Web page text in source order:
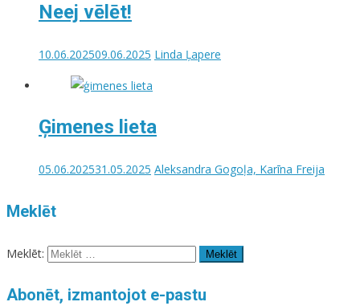
Neej vēlēt!
10.06.202509.06.2025 Linda Ļapere
Ģimenes lieta
05.06.202531.05.2025 Aleksandra Gogoļa, Karīna Freija
Meklēt
Meklēt:
Abonēt, izmantojot e-pastu